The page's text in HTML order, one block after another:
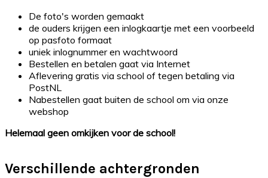
De foto's worden gemaakt
de ouders krijgen een inlogkaartje met een voorbeeld
op pasfoto formaat
uniek inlognummer en wachtwoord
Bestellen en betalen gaat via Internet
Aflevering gratis via school of tegen betaling via
PostNL
Nabestellen gaat buiten de school om via onze
webshop
Helemaal geen omkijken voor de school!
Verschillende achtergronden